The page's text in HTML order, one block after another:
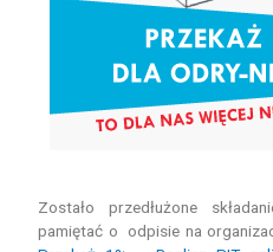
Zostało przedłużone
pamiętać o odpisie na